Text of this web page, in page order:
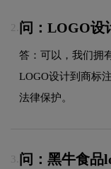
2. 问：LOGO设
答：可以，我们拥
LOGO设计到商标
法律保护。
3. 问：黑牛食品